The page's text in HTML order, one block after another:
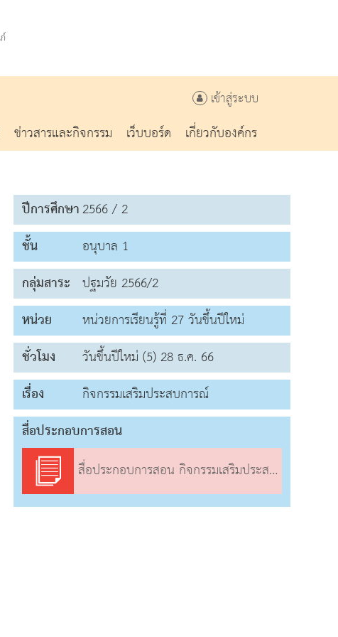
เข้าสู่ระบบ
ข่าวสารและกิจกรรม เว็บบอร์ด
เกี่ยวกับองค์กร
ปีการศึกษา2566 / 2
ชั้น
อนุบาล 1
กลุ่มสาระ ปฐมวัย 2566/2
หน่วย
หน่วยการเรียนรู้ที่ 27 วันขึ้นปีใหม่
ชั่วโมง
วันขึ้นปีใหม่ (5) 28 ธ.ค. 66
เรื่อง
กิจกรรมเสริมประสบการณ์
สื่อประกอบการสอน
สื่อประกอบการสอน กิจกรรมเสริมประสบการณ์